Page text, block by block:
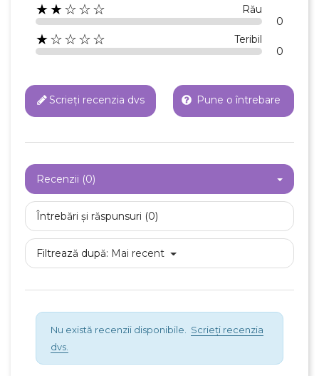
★★☆☆☆ Rău
0
★☆☆☆☆ Teribil
0
Scrieți recenzia dvs Pune o întrebare
Recenzii (0)
Întrebări și răspunsuri (0)
Filtrează după: Mai recent
Nu există recenzii disponibile. Scrieți recenzia
dvs.